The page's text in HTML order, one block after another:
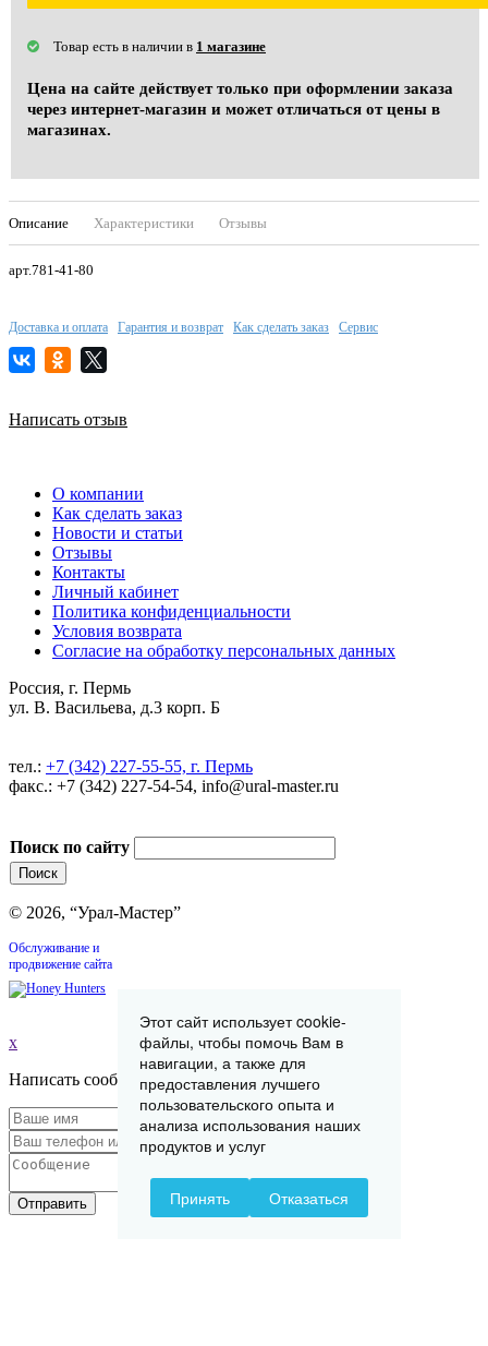
Товар есть в наличии в 1 магазине
Цена на сайте действует только при оформлении заказа
через интернет-магазин и может отличаться от цены в
магазинах.
Описание Характеристики Отзывы
арт.781-41-80
Доставка и оплата Гарантия и возврат Как сделать заказ Сервис
Написать отзыв
О компании
Как сделать заказ
Новости и статьи
Отзывы
Контакты
Личный кабинет
Политика конфиденциальности
Условия возврата
Согласие на обработку персональных данных
Россия, г. Пермь
ул. В. Васильева, д.3 корп. Б
тел.: +7 (342) 227-55-55, г. Пермь
факс.: +7 (342) 227-54-54, info@ural-master.ru
Поиск по сайту
© 2026, “Урал-Мастер”
Обслуживание и
продвижение сайта
x
Написать сообщение
Отправить
Этот сайт использует cookie-
файлы, чтобы помочь Вам в
навигации, а также для
предоставления лучшего
пользовательского опыта и
анализа использования наших
продуктов и услуг
Принять Отказаться